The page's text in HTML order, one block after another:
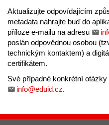
Aktualizujte odpovídajícím
metadata nahrajte buď do
příloze e-mailu na adresu
poslán odpovědnou osobou
technickým kontaktem) a
certifikátem.
Své případné konkrétní
info@eduid.cz.